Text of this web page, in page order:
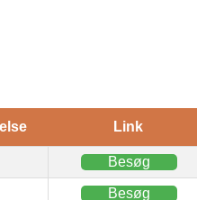
Link
Besøg
Besøg